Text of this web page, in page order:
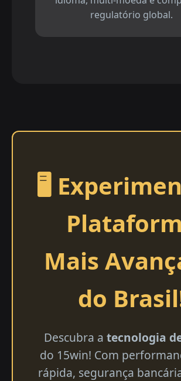
regulatório global.
🖥️
Mais
do
Descubra a tecnologia
do 15win! Com
rápida, segurança